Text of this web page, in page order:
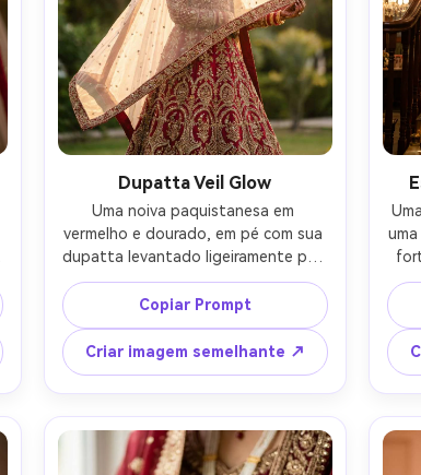
Dupatta Veil Glow
Uma noiva paquistanesa em
vermelho e dourado, em pé com sua
dupatta levantado ligeiramente por
uma brisa, luz do sol criando uma
borda de véu brilhante, jardim ao ar
livre local com vegetação suave,
bokeh sonhador, expressão
romântica calma, tirado em Sony
A7IV, 70-200mm a 135mm, f/2.8,
retroiluminação da hora dourada, luz
cinematográfica da borda, retrato
de noiva fotorealista-AR 4:5
Copiar Prompt
Criar imagem semelhante ↗